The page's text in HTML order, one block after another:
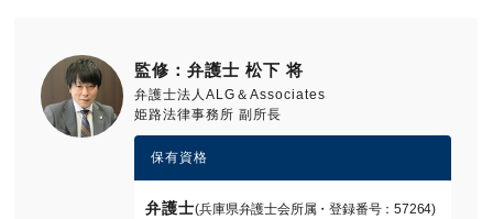
監修：弁護士 松下 将
弁護士法人ALG＆Associates
姫路法律事務所 副所長
保有資格
弁護士(兵庫県弁護士会所属・登録番号：57264)